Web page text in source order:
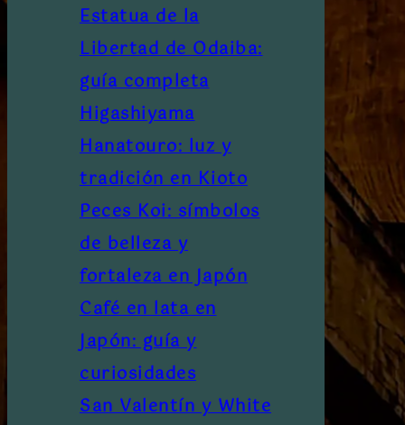
Estatua de la
Libertad de Odaiba:
guía completa
Higashiyama
Hanatouro: luz y
tradición en Kioto
Peces Koi: símbolos
de belleza y
fortaleza en Japón
Café en lata en
Japón: guía y
curiosidades
San Valentín y White